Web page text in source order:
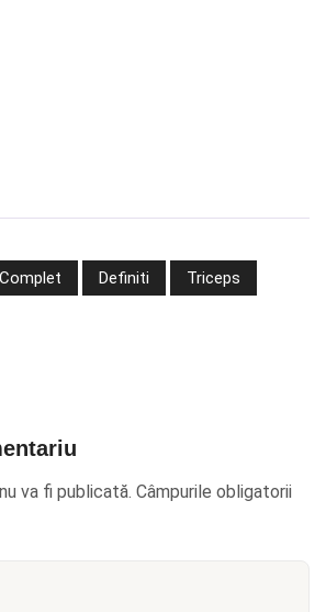
Complet Definiti Triceps
va fi publicată. Câmpurile obligatorii